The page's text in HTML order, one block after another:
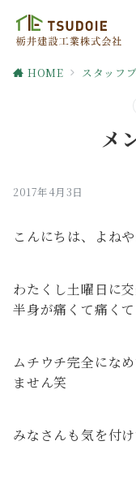
HOME スタッフ
メ
2017年4月3日
こんにちは、よねや
わたくし土曜日に
半身が痛くて痛く
ムチウチ完全にな
ません笑
みなさんも気を付